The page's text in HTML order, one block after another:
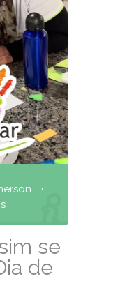
·
se
de